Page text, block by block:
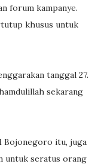
forum kampanye.
khusus untuk
tanggal 27.
sekarang
Bojonegoro itu, juga
untuk seratus orang